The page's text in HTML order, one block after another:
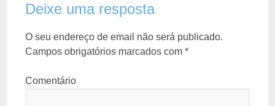
Deixe uma resposta
O seu endereço de email não será publicado.
Campos obrigatórios marcados com*
Comentário